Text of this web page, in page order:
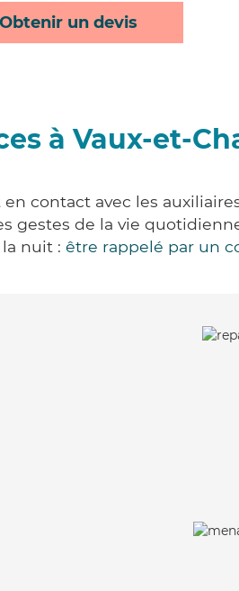
Obtenir un devis
à Vaux-et-
contact avec les
gestes de la vie
nuit : être rappelé par un